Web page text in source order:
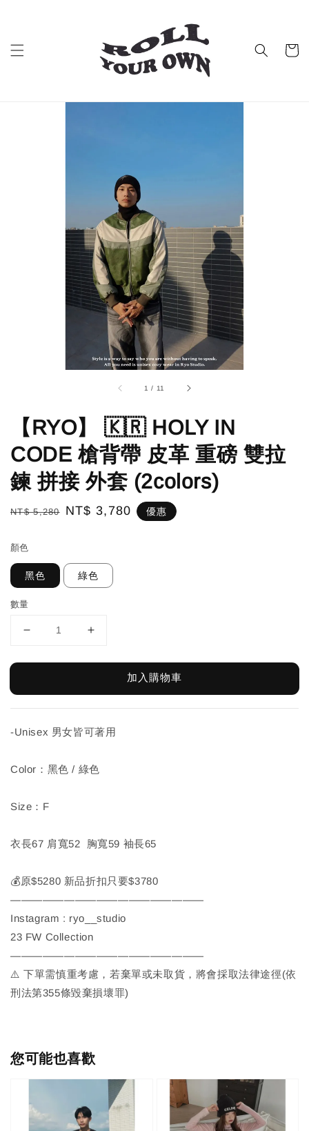
1 / 11
【RYO】 🇰🇷 HOLY IN
CODE 槍背帶 皮革 重磅 雙拉
鍊 拼接 外套 (2colors)
Regular
NT$ 5,280
Sale
NT$ 3,780 優惠
顏色
黑色 綠色
數量
加入購物車
-Unisex 男女皆可著用
Color：黑色 / 綠色
Size：F
衣長67 肩寬52 胸寬59 袖長65
💰原$5280 新品折扣只要$3780
——————————————————
Instagram : ryo__studio
23 FW Collection
——————————————————
⚠️ 下單需慎重考慮，若棄單或未取貨，將會採取法律途徑(依
刑法第355條毀棄損壞罪)
您可能也喜歡